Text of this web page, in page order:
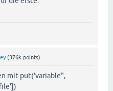
(376k points)
mit put('variable",